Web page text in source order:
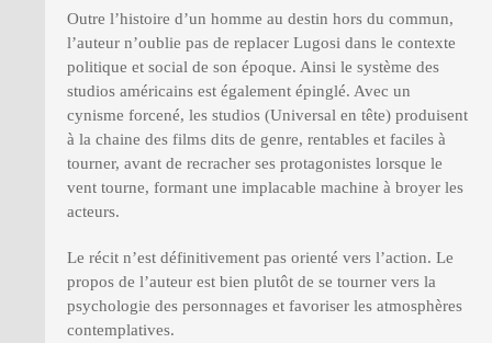
Outre l’histoire d’un homme au destin hors du commun,
l’auteur n’oublie pas de replacer Lugosi dans le contexte
politique et social de son époque. Ainsi le système des
studios américains est également épinglé. Avec un
cynisme forcené, les studios (Universal en tête) produisent
à la chaine des films dits de genre, rentables et faciles à
tourner, avant de recracher ses protagonistes lorsque le
vent tourne, formant une implacable machine à broyer les
acteurs.
Le récit n’est définitivement pas orienté vers l’action. Le
propos de l’auteur est bien plutôt de se tourner vers la
psychologie des personnages et favoriser les atmosphères
contemplatives.